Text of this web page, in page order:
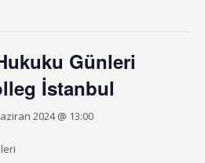
Günleri
İstanbul
2024 @ 13:00